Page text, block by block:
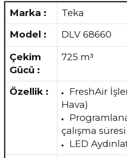
Marka :
Teka
Model :
DLV 68660
Çekim
Gücü :
725 m³
Özellik :
FreshAir
Hava)
çalışma süresi
LED